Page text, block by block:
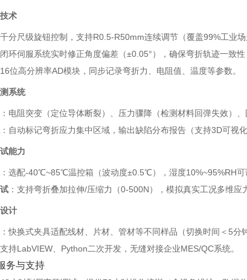
术
千分尺级旋钮控制，支持R0.5-R50mm连续调节（覆盖99%工业场
闭环伺服系统实时修正角度偏差（±0.05°），确保弯折轨迹一致性
16位高分辨率AD模块，同步记录弯折力、电阻值、温度等参数。
系统
：电阻突变（定位导体断裂）、压力骤降（检测材料回弹失效）
：自动标记弯折应力集中区域，输出缺陷分布报告（支持3D可视化
能力
：选配-40℃~85℃温控箱（波动度±0.5℃），湿度10%~95%RH可
：支持弯折叠加拉伸/压缩力（0-500N），模拟真实工况多维应
计
：快换式夹具适配线材、片材、管材等不同样品（切换时间＜5分
支持LabVIEW、Python二次开发，无缝对接企业MES/QC系统。
务与支持